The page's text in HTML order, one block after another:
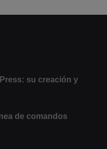
su creación y
de comandos